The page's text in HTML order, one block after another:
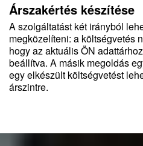
Árszakértés készítése
A szolgáltatást két irányból
megközelíteni: a költségvetés
hogy az aktuális ÖN
beállítva. A másik megoldás
egy elkészült költségvetést
árszintre.